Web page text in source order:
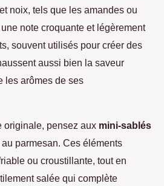
et noix, tels que les amandes ou
note croquante et légèrement
souvent utilisés pour créer des
aussi bien la saveur
les arômes de ses
originale, pensez aux mini-sablés
parmesan. Ces éléments
ou croustillante, tout en
salée qui complète